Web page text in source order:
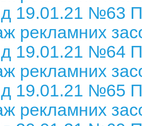
19.01.21 №63
рекламних
19.01.21 №64
рекламних
19.01.21 №65
рекламних